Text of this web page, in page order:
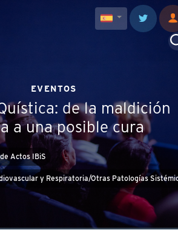
EVENTOS
de la maldición
a una posible cura
Actos IBiS
y Respiratoria/Otras Patologías